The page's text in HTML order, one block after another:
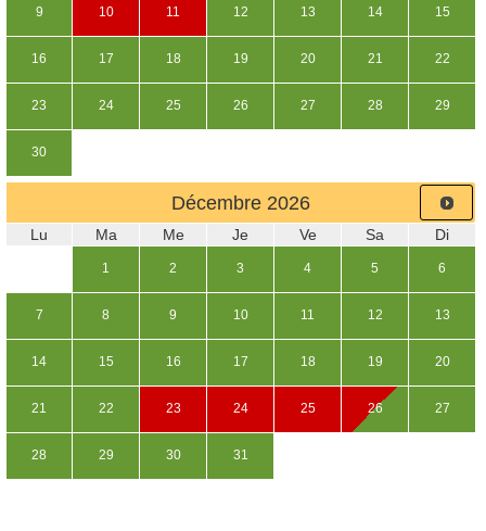
9 10 11 12 13 14 15
16 17 18 19 20 21 22
23 24 25 26 27 28 29
30
Décembre 2026
Lu Ma Me Je Ve Sa Di
1 2 3 4 5 6
7 8 9 10 11 12 13
14 15 16 17 18 19 20
21 22 23 24 25 26 27
28 29 30 31